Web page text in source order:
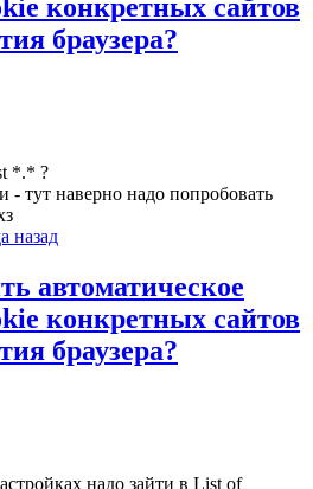
конкретных сайтов
браузера?
*.* ?
- тут наверно надо попробовать
назад
автоматическое
конкретных сайтов
браузера?
надо зайти в List of